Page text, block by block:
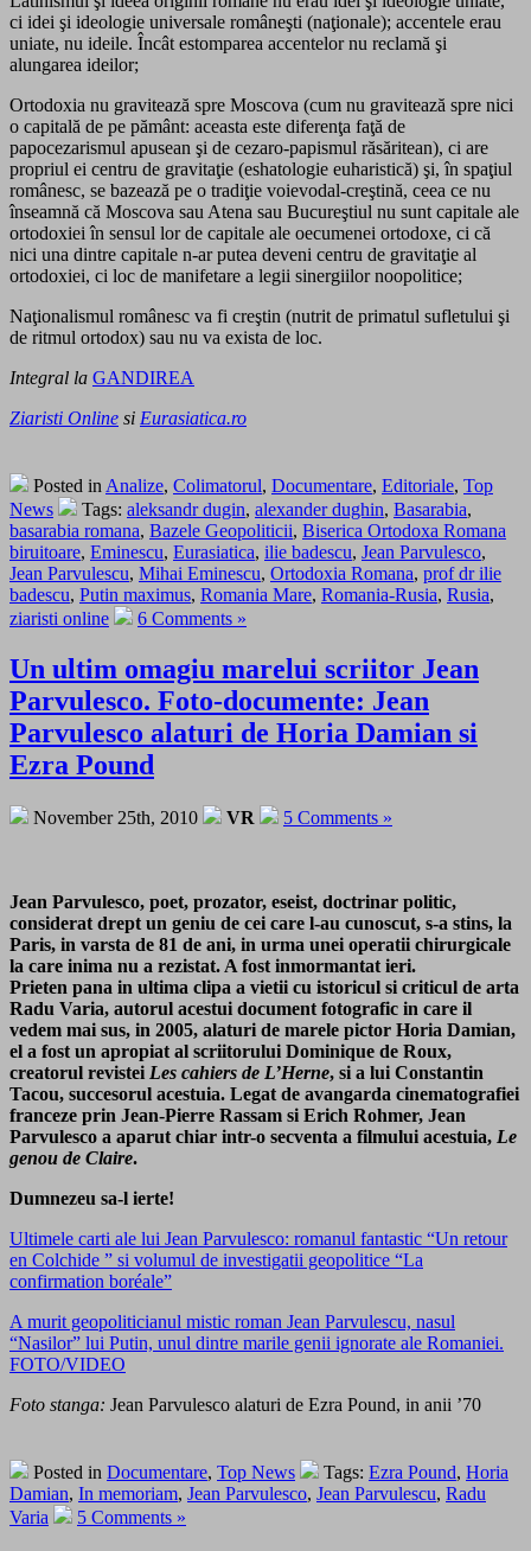
ci idei şi ideologie universale româneşti (naţionale); accentele erau
uniate, nu ideile. Încât estomparea accentelor nu reclamă şi
alungarea ideilor;
Ortodoxia nu gravitează spre Moscova (cum nu gravitează spre nici
o capitală de pe pământ: aceasta este diferenţa faţă de
papocezarismul apusean şi de cezaro-papismul răsăritean), ci are
propriul ei centru de gravitaţie (eshatologie euharistică) şi, în spaţiul
românesc, se bazează pe o tradiţie voievodal-creştină, ceea ce nu
înseamnă că Moscova sau Atena sau Bucureştiul nu sunt capitale ale
ortodoxiei în sensul lor de capitale ale oecumenei ortodoxe, ci că
nici una dintre capitale n-ar putea deveni centru de gravitaţie al
ortodoxiei, ci loc de manifetare a legii sinergiilor noopolitice;
Naţionalismul românesc va fi creştin (nutrit de primatul sufletului şi
de ritmul ortodox) sau nu va exista de loc.
Integral la GANDIREA
Ziaristi Online si Eurasiatica.ro
Posted in Analize, Colimatorul, Documentare, Editoriale, Top
News
Tags: aleksandr dugin, alexander dughin, Basarabia,
basarabia romana, Bazele Geopoliticii, Biserica Ortodoxa Romana
biruitoare, Eminescu, Eurasiatica, ilie badescu, Jean Parvulesco,
Jean Parvulescu, Mihai Eminescu, Ortodoxia Romana, prof dr ilie
badescu, Putin maximus, Romania Mare, Romania-Rusia, Rusia,
ziaristi online
6 Comments »
Un ultim omagiu marelui scriitor Jean
Parvulesco. Foto-documente: Jean
Parvulesco alaturi de Horia Damian si
Ezra Pound
November 25th, 2010 VR 5 Comments »
Jean Parvulesco, poet, prozator, eseist, doctrinar politic,
considerat drept un geniu de cei care l-au cunoscut, s-a stins, la
Paris, in varsta de 81 de ani, in urma unei operatii chirurgicale
la care inima nu a rezistat. A fost inmormantat ieri.
Prieten pana in ultima clipa a vietii cu istoricul si criticul de arta
Radu Varia, autorul acestui document fotografic in care il
vedem mai sus, in 2005, alaturi de marele pictor Horia Damian,
el a fost un apropiat al scriitorului Dominique de Roux,
creatorul revistei Les cahiers de L’Herne, si a lui Constantin
Tacou, succesorul acestuia. Legat de avangarda cinematografiei
franceze prin Jean-Pierre Rassam si Erich Rohmer, Jean
Parvulesco a aparut chiar intr-o secventa a filmului acestuia, Le
genou de Claire.
Dumnezeu sa-l ierte!
Ultimele carti ale lui Jean Parvulesco: romanul fantastic “Un retour
en Colchide ” si volumul de investigatii geopolitice “La
confirmation boréale”
A murit geopoliticianul mistic roman Jean Parvulescu, nasul
“Nasilor” lui Putin, unul dintre marile genii ignorate ale Romaniei.
FOTO/VIDEO
Foto stanga: Jean Parvulesco alaturi de Ezra Pound, in anii ’70
Posted in Documentare, Top News Tags: Ezra Pound, Horia
Damian, In memoriam, Jean Parvulesco, Jean Parvulescu, Radu
Varia
5 Comments »